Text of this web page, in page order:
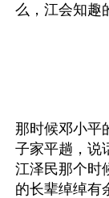
么，江会知趣
那时候邓小平
子家平趟，说
江泽民那个时
的长辈绰绰有